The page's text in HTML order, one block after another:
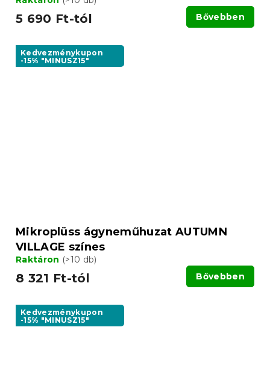
5 690 Ft-tól Bővebben
Kedvezménykupon
-15% "MINUSZ15"
Mikroplüss ágyneműhuzat AUTUMN
VILLAGE színes
Raktáron (>10 db)
8 321 Ft-tól Bővebben
Kedvezménykupon
-15% "MINUSZ15"